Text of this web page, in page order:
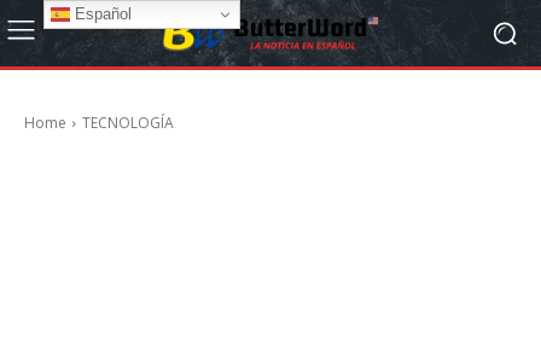
Home TECNOLOGÍA
Español